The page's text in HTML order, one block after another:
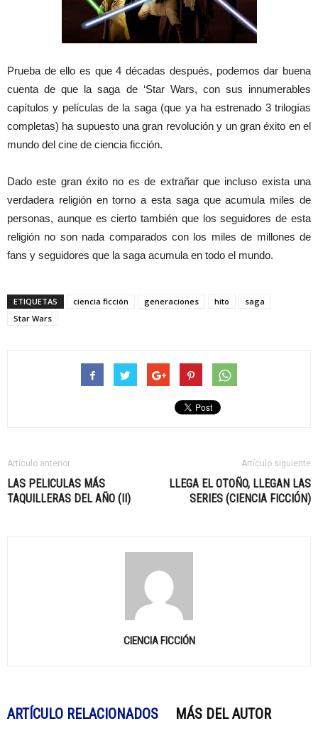
Prueba de ello es que 4 décadas después, podemos dar buena
cuenta de que la saga de ‘Star Wars, con sus innumerables
capítulos y películas de la saga (que ya ha estrenado 3 trilogías
completas) ha supuesto una gran revolución y un gran éxito en el
mundo del cine de ciencia ficción.
Dado este gran éxito no es de extrañar que incluso exista una
verdadera religión en torno a esta saga que acumula miles de
personas, aunque es cierto también que los seguidores de esta
religión no son nada comparados con los miles de millones de
fans y seguidores que la saga acumula en todo el mundo.
ETIQUETAS ciencia ficción generaciones hito
saga
Star Wars
Artículo anterior
LAS PELICULAS MÁS
TAQUILLERAS DEL AÑO (II)
Artículo siguiente
LLEGA EL OTOÑO, LLEGAN LAS
SERIES (CIENCIA FICCIÓN)
CIENCIA FICCIÓN
ARTÍCULO RELACIONADOS MÁS DEL AUTOR